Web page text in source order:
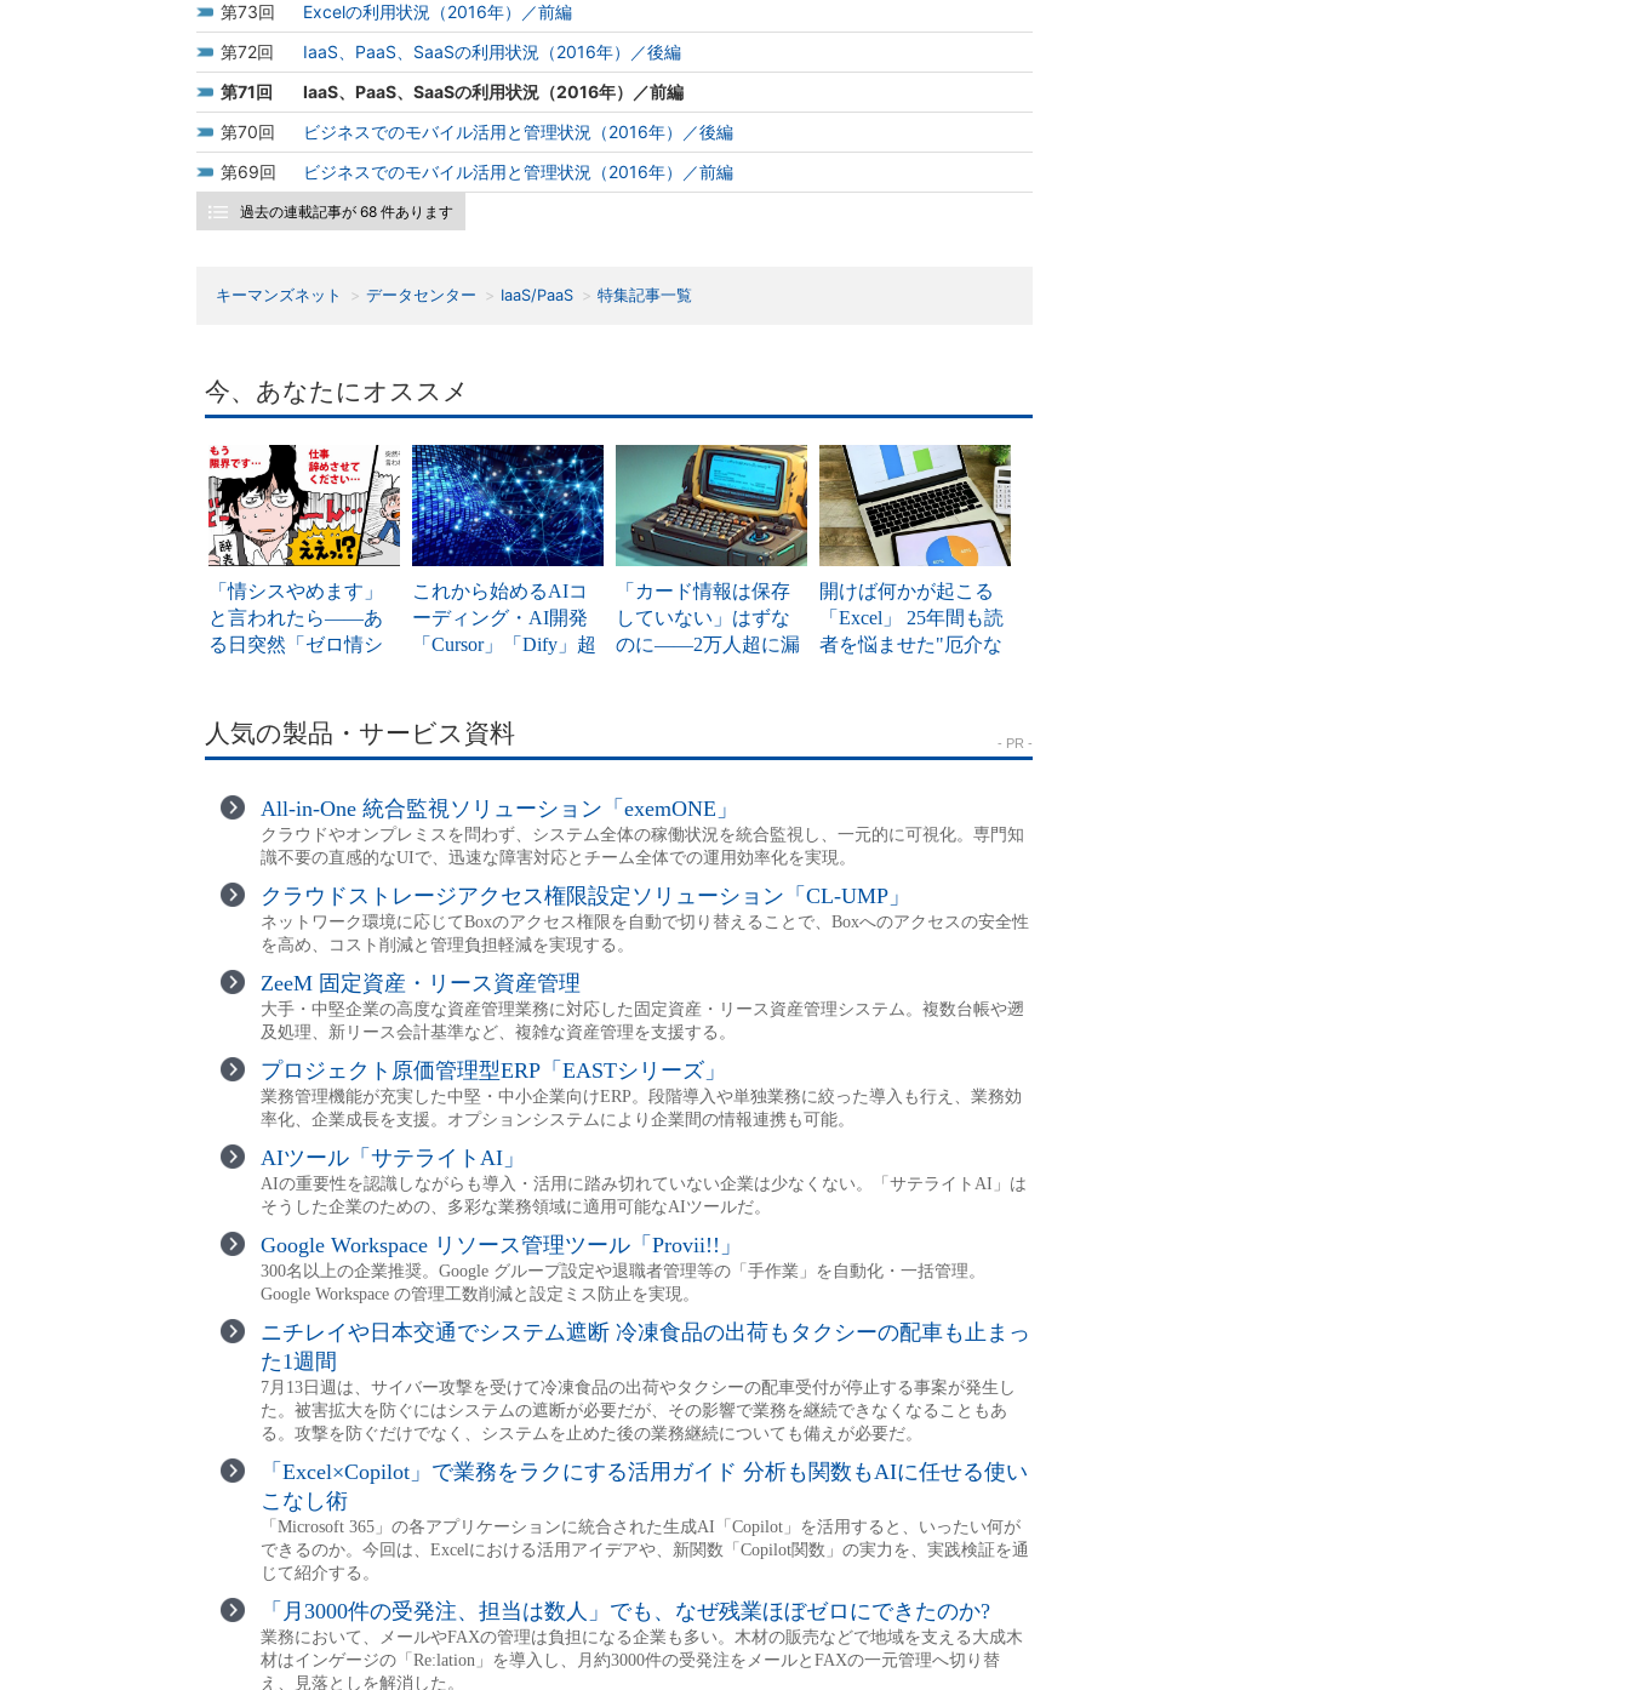
73
Excelの利用状況（2016年）／前編
72
IaaS、PaaS、SaaSの利用状況（2016年）／後編
71
IaaS、PaaS、SaaSの利用状況（2016年）／前編
70
ビジネスでのモバイル活用と管理状況（2016年）／後編
69
ビジネスでのモバイル活用と管理状況（2016年）／前編
過去の連載記事が 68 件あります
キーマンズネット データセンター IaaS/PaaS 特集記事一覧